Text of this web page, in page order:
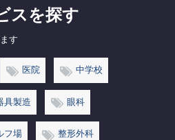
スを探す
す
医院 中学校
具製造 眼科
フ場 整形外科